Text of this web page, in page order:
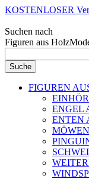
KOSTENLOSER
Suchen nach
Figuren aus Holz
Suche
FIGUREN
ENGEL
ENTEN